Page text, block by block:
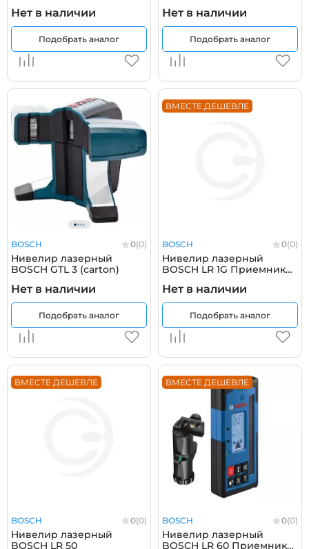
Нет в наличии
Подобрать аналог
Нет в наличии
Подобрать аналог
BOSCH 0(0)
Нивелир лазерный
BOSCH GTL 3 (carton)
Нет в наличии
Подобрать аналог
BOSCH 0(0)
Нивелир лазерный
BOSCH LR 1G Приемник
Нет в наличии
Подобрать аналог
ВМЕСТЕ ДЕШЕВЛЕ
BOSCH 0(0)
Нивелир лазерный
BOSCH LR 50
ВМЕСТЕ ДЕШЕВЛЕ
BOSCH 0(0)
Нивелир лазерный
BOSCH LR 60 Приемник
ВМЕСТЕ ДЕШЕВЛЕ